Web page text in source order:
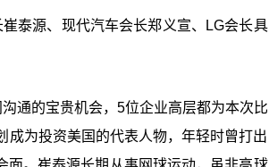
泰源、现代汽车会长郑义宣、LG会长具
通的宝贵机会，5位企业高层都为本次比
成为投资美国的代表人物，年轻时曾打出